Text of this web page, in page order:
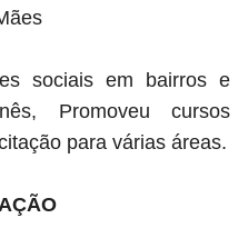
sociais em bairros e
Promoveu cursos
para várias áreas.